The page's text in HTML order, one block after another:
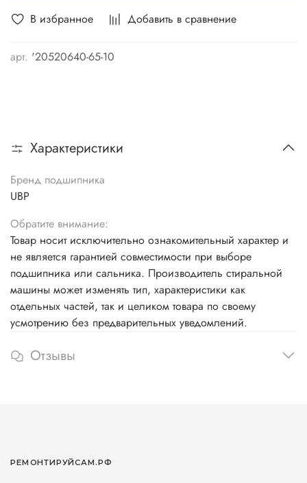
В избранное Добавить в сравнение
арт. '20520640-65-10
Характеристики
Бренд подшипника
UBP
Обратите внимание:
Товар носит исключительно ознакомительный характер и
не является гарантией совместимости при выборе
подшипника или сальника. Производитель стиральной
машины может изменять тип, характеристики как
отдельных частей, так и целиком товара по своему
усмотрению без предварительных уведомлений.
Отзывы
РЕМОНТИРУЙСАМ.РФ